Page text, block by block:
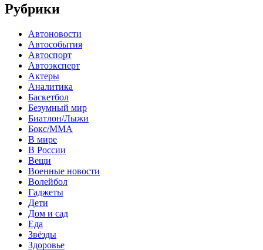
Рубрики
Автоновости
Автособытия
Автоспорт
Автоэксперт
Актеры
Аналитика
Баскетбол
Безумный мир
Биатлон/Лыжи
Бокс/MMA
В мире
В России
Вещи
Военные новости
Волейбол
Гаджеты
Дети
Дом и сад
Еда
Звёзды
Здоровье